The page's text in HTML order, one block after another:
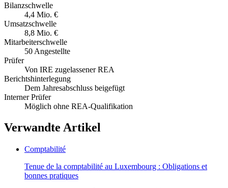
Bilanzschwelle
4,4 Mio. €
Umsatzschwelle
8,8 Mio. €
Mitarbeiterschwelle
50 Angestellte
Prüfer
Von IRE zugelassener REA
Berichtshinterlegung
Dem Jahresabschluss beigefügt
Interner Prüfer
Möglich ohne REA-Qualifikation
Verwandte Artikel
Comptabilité
Tenue de la comptabilité au Luxembourg : Obligations et
bonnes pratiques